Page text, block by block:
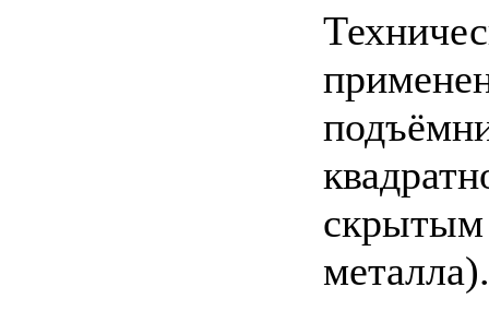
скрытым
металла).